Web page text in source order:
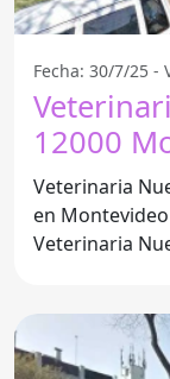
Fecha: 30/7/25 -
12000
Veterinaria
en Montevideo Ubicada en 12000 Montevideo, la
Veterinaria